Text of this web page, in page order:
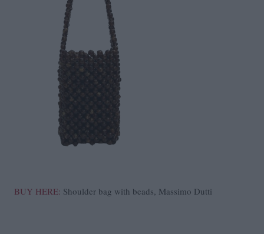
BUY HERE: Shoulder bag with beads, Massimo Dutti